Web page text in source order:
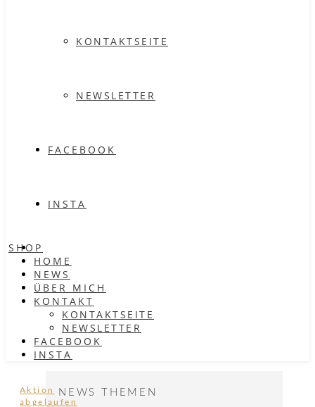
KONTAKTSEITE
NEWSLETTER
FACEBOOK
INSTA
SHOP
HOME
NEWS
ÜBER MICH
KONTAKT
KONTAKTSEITE
NEWSLETTER
FACEBOOK
INSTA
Aktion
abgelaufen
NEWS THEMEN